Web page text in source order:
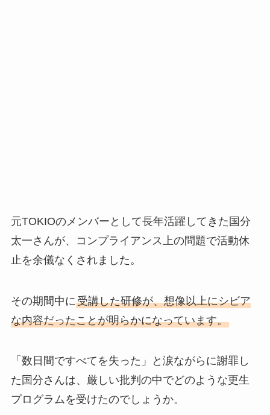
元TOKIOのメンバーとして長年活躍してきた国分
太一さんが、コンプライアンス上の問題で活動休
止を余儀なくされました。
その期間中に受講した研修が、想像以上にシビア
な内容だったことが明らかになっています。
「数日間ですべてを失った」と涙ながらに謝罪し
た国分さんは、厳しい批判の中でどのような更生
プログラムを受けたのでしょうか。